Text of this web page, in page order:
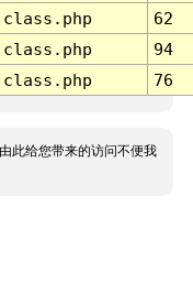
62
94
76
此给您带来的访问不便我